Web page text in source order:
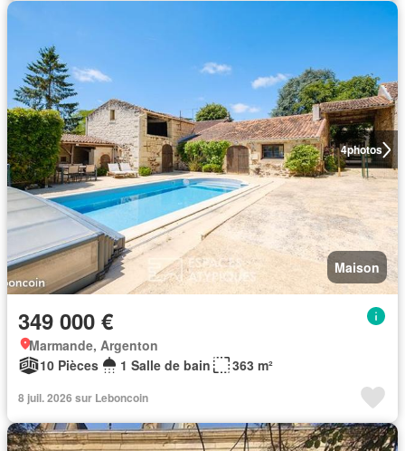
4photos
Maison
349 000 €
Marmande, Argenton
10 Pièces
1 Salle de bain 363 m²
8 juil. 2026 sur Leboncoin